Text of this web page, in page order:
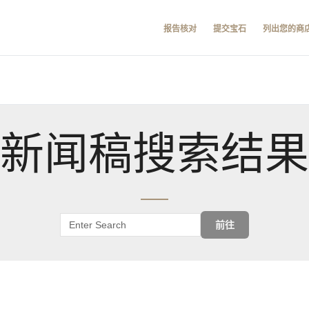
报告核对 提交宝石 列出您的商
新闻稿搜索结果
前往